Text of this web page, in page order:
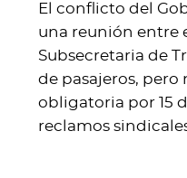
El conflicto del
una reunión entre
Subsecretaria de
de pasajeros,
obligatoria por 15
reclamos